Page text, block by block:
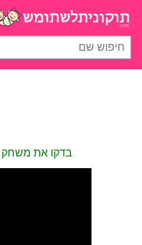
בדקו את